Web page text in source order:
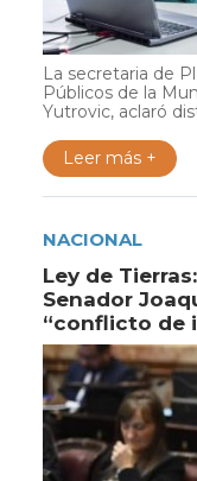
La secretaria de
Públicos de la
Yutrovic, aclaró
Leer más +
NACIONAL
Ley de
Senador
“conflicto de